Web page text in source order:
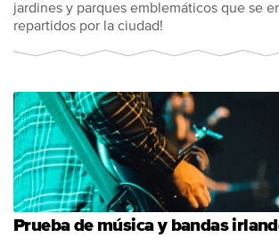
jardines y parques emblemáticos que se
repartidos por la ciudad!
Prueba de música y bandas